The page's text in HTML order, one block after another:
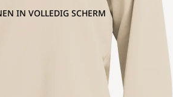
IN VOLLEDIG SCHERM